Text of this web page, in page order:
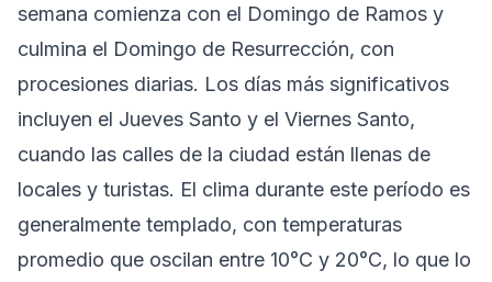
semana comienza con el Domingo de Ramos y
culmina el Domingo de Resurrección, con
procesiones diarias. Los días más significativos
incluyen el Jueves Santo y el Viernes Santo,
cuando las calles de la ciudad están llenas de
locales y turistas. El clima durante este período es
generalmente templado, con temperaturas
promedio que oscilan entre 10°C y 20°C, lo que lo